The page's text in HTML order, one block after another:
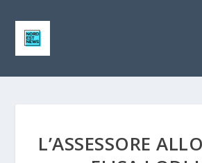
L’ASSESSORE